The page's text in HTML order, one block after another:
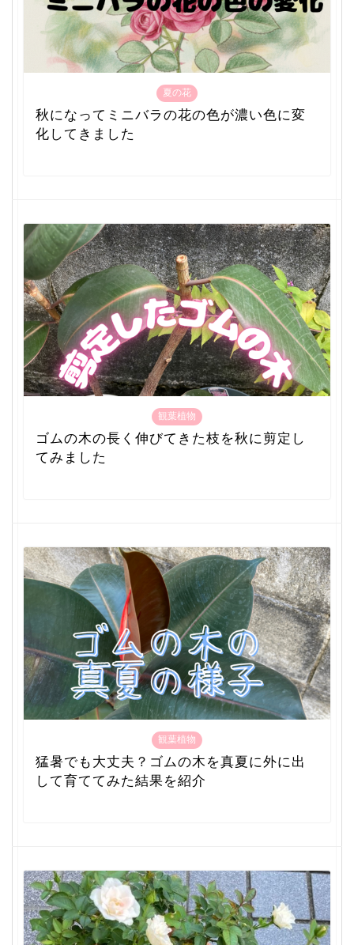
夏の花
秋になってミニバラの花の色が濃い色に変
化してきました
観葉植物
ゴムの木の長く伸びてきた枝を秋に剪定し
てみました
観葉植物
猛暑でも大丈夫？ゴムの木を真夏に外に出
して育ててみた結果を紹介